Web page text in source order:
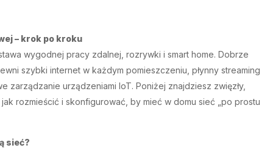
– krok po kroku
wygodnej pracy zdalnej, rozrywki i smart home. Dobrze
szybki internet w każdym pomieszczeniu, płynny streaming
zarządzanie urządzeniami IoT. Poniżej znajdziesz zwięzły,
rozmieścić i skonfigurować, by mieć w domu sieć „po prostu
sieć?